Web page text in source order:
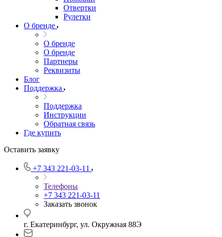
Отвертки
Рулетки
О бренде
О бренде
О бренде
Партнеры
Реквизиты
Блог
Поддержка
Поддержка
Инструкции
Обратная связь
Где купить
Оставить заявку
+7 343 221-03-11
Телефоны
+7 343 221-03-11
Заказать звонок
г. Екатеринбург, ул. Окружная 88Э